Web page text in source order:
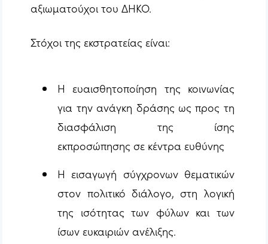
αξιωματούχοι του ΔΗΚΟ.
Στόχοι της εκστρατείας είναι:
Η ευαισθητοποίηση της κοινωνίας
για την ανάγκη δράσης ως προς τη
διασφάλιση της ίσης
εκπροσώπησης σε κέντρα ευθύνης
Η εισαγωγή σύγχρονων θεματικών
στον πολιτικό διάλογο, στη λογική
της ισότητας των φύλων και των
ίσων ευκαιριών ανέλιξης.